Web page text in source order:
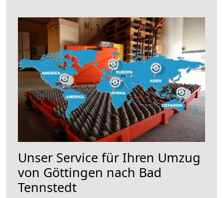
Unser Service für Ihren Umzug
von Göttingen nach Bad
Tennstedt